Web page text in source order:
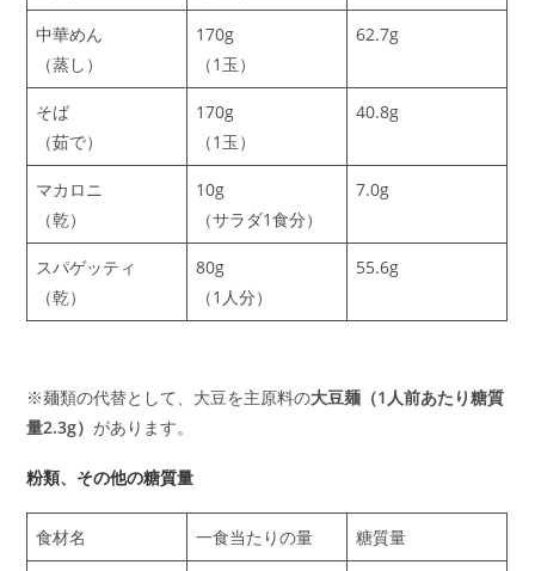
中華めん
（蒸し）
170g
（1玉）
62.7g
そば
（茹で）
170g
（1玉）
40.8g
マカロニ
（乾）
10g
（サラダ1食分）
7.0g
スパゲッティ
（乾）
80g
（1人分）
55.6g
※麺類の代替として、大豆を主原料の大豆麺（1人前あたり糖質
量2.3g）があります。
粉類、その他の糖質量
食材名 一食当たりの量 糖質量